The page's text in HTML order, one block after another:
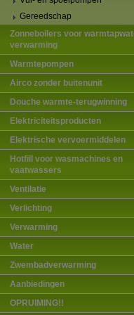
Gereedschap
Zonneboilers voor
verwarming
Warmtepompen
Airco zonder buitenunit
Douche warmte-terugwinning
Elektriciteitsproducten
Elektrische vervoermiddelen
Hotfill voor wasmachines en
vaatwassers
Ventilatie
Verlichting
Verwarming
Water
Zwembadverwarming
Aanbiedingen
OPRUIMING!!